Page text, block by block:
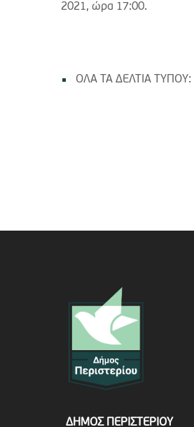
2021, ώρα 17:00.
ΟΛΑ ΤΑ ΔΕΛΤΙΑ ΤΥΠΟΥ:
ΔΗΜΟΣ ΠΕΡΙΣΤΕΡΙΟΥ